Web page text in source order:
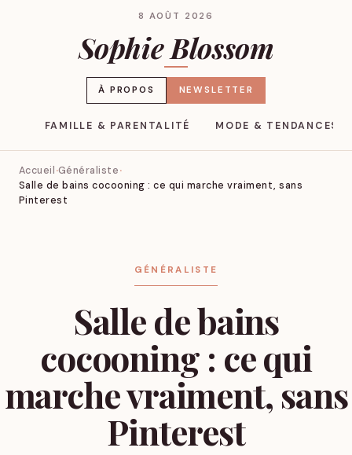
8 AOÛT 2026
Sophie Blossom
À PROPOS NEWSLETTER
FAMILLE & PARENTALITÉ MODE & TENDANCES
Accueil Généraliste
Salle de bains cocooning : ce qui marche vraiment, sans
Pinterest
GÉNÉRALISTE
Salle de bains
cocooning : ce qui
marche vraiment, sans
Pinterest